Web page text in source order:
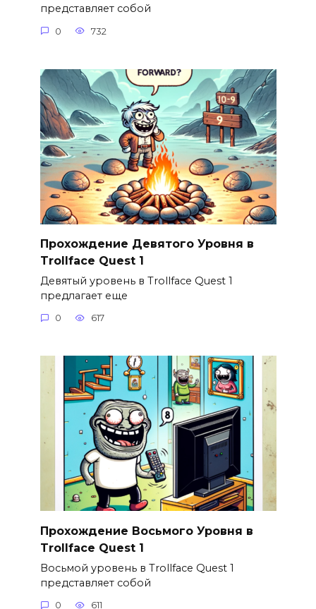
представляет собой
0 732
Прохождение Девятого Уровня в
Trollface Quest 1
Девятый уровень в Trollface Quest 1
предлагает еще
0 617
Прохождение Восьмого Уровня в
Trollface Quest 1
Восьмой уровень в Trollface Quest 1
представляет собой
0 611